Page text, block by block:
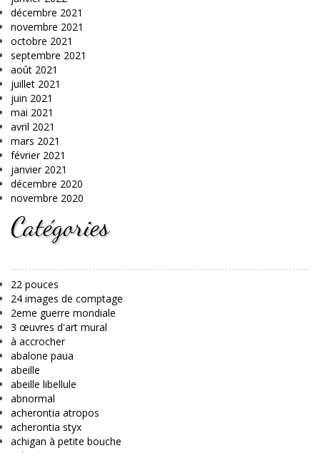
décembre 2021
novembre 2021
octobre 2021
septembre 2021
août 2021
juillet 2021
juin 2021
mai 2021
avril 2021
mars 2021
février 2021
janvier 2021
décembre 2020
novembre 2020
Catégories
22 pouces
24 images de comptage
2eme guerre mondiale
3 œuvres d'art mural
à accrocher
abalone paua
abeille
abeille libellule
abnormal
acherontia atropos
acherontia styx
achigan à petite bouche